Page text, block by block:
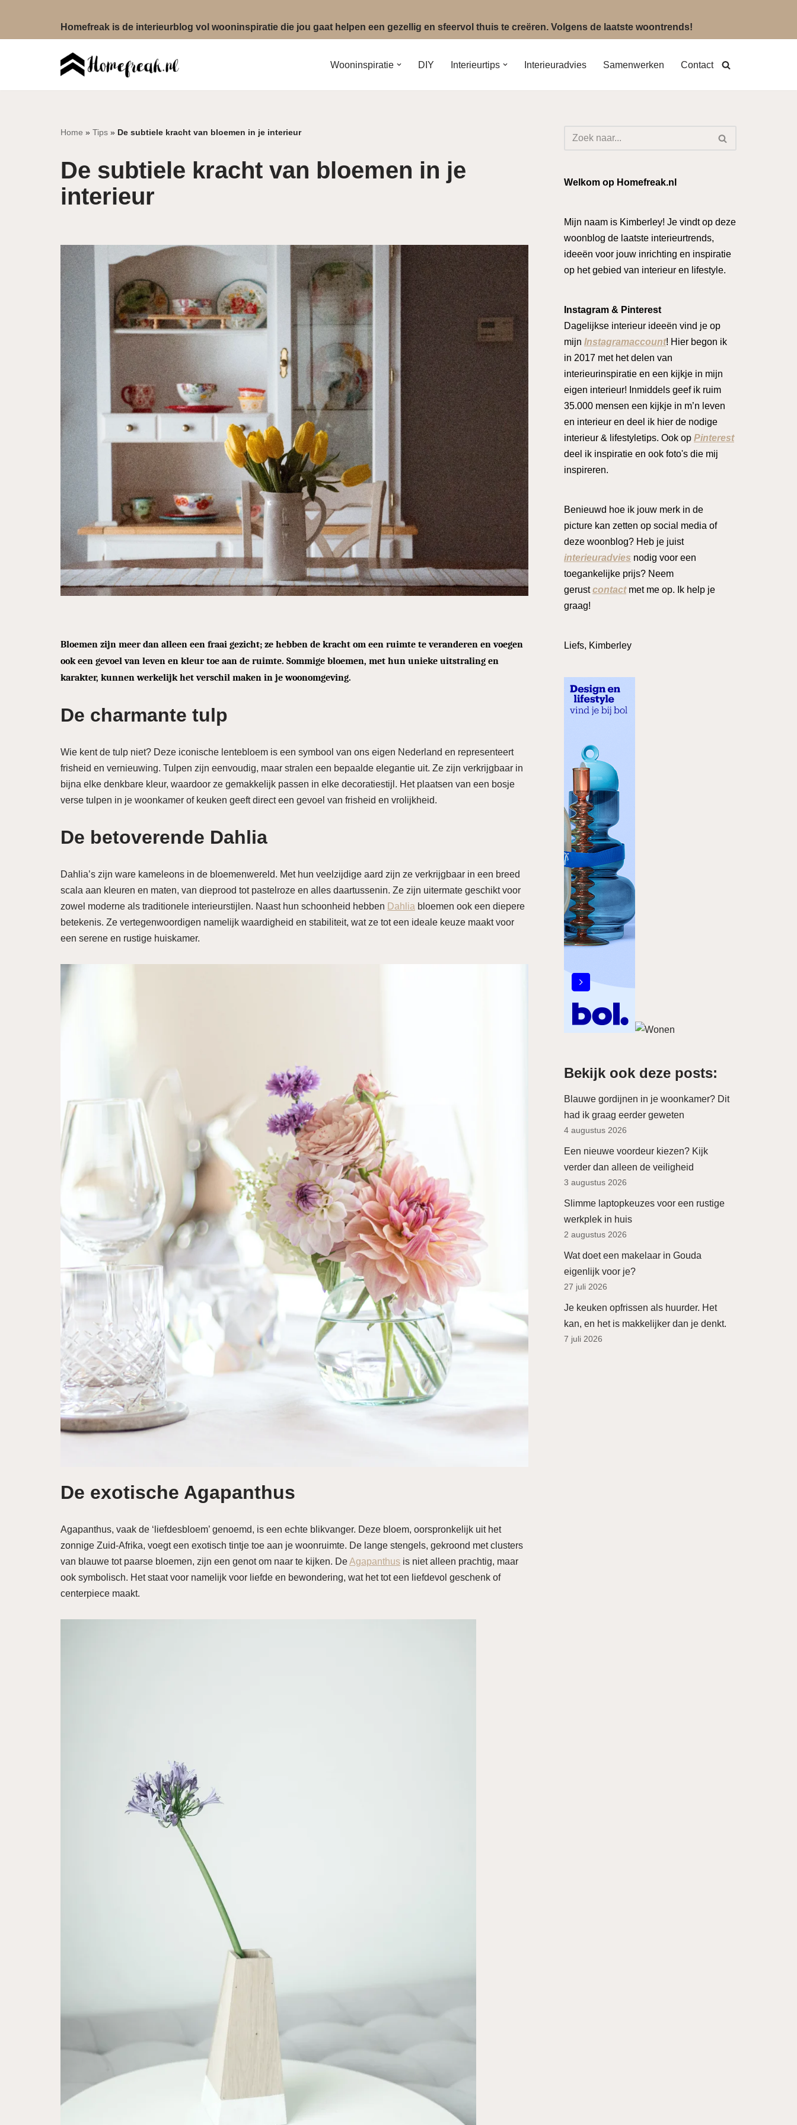
Homefreak is de interieurblog vol wooninspiratie die jou gaat helpen een gezellig en sfeervol thuis te creëren. Volgens de laatste woontrends!
Wooninspiratie DIY Interieurtips Interieuradvies Samenwerken Contact
Home » Tips » De subtiele kracht van bloemen in je interieur
De subtiele kracht van bloemen in je
interieur
Bloemen zijn meer dan alleen een fraai gezicht; ze hebben de kracht om een ruimte te veranderen en voegen
ook een gevoel van leven en kleur toe aan de ruimte. Sommige bloemen, met hun unieke uitstraling en
karakter, kunnen werkelijk het verschil maken in je woonomgeving.
De charmante tulp
Wie kent de tulp niet? Deze iconische lentebloem is een symbool van ons eigen Nederland en representeert
frisheid en vernieuwing. Tulpen zijn eenvoudig, maar stralen een bepaalde elegantie uit. Ze zijn verkrijgbaar in
bijna elke denkbare kleur, waardoor ze gemakkelijk passen in elke decoratiestijl. Het plaatsen van een bosje
verse tulpen in je woonkamer of keuken geeft direct een gevoel van frisheid en vrolijkheid.
De betoverende Dahlia
Dahlia’s zijn ware kameleons in de bloemenwereld. Met hun veelzijdige aard zijn ze verkrijgbaar in een breed
scala aan kleuren en maten, van dieprood tot pastelroze en alles daartussenin. Ze zijn uitermate geschikt voor
zowel moderne als traditionele interieurstijlen. Naast hun schoonheid hebben Dahlia bloemen ook een diepere
betekenis. Ze vertegenwoordigen namelijk waardigheid en stabiliteit, wat ze tot een ideale keuze maakt voor
een serene en rustige huiskamer.
De exotische Agapanthus
Agapanthus, vaak de ‘liefdesbloem’ genoemd, is een echte blikvanger. Deze bloem, oorspronkelijk uit het
zonnige Zuid-Afrika, voegt een exotisch tintje toe aan je woonruimte. De lange stengels, gekroond met clusters
van blauwe tot paarse bloemen, zijn een genot om naar te kijken. DeAgapanthus is niet alleen prachtig, maar
ook symbolisch. Het staat voor namelijk voor liefde en bewondering, wat het tot een liefdevol geschenk of
centerpiece maakt.
Welkom op Homefreak.nl
Mijn naam is Kimberley! Je vindt op deze
woonblog de laatste interieurtrends,
ideeën voor jouw inrichting en inspiratie
op het gebied van interieur en lifestyle.
Instagram & Pinterest
Dagelijkse interieur ideeën vind je op
mijn Instagramaccount! Hier begon ik
in 2017 met het delen van
interieurinspiratie en een kijkje in mijn
eigen interieur! Inmiddels geef ik ruim
35.000 mensen een kijkje in m’n leven
en interieur en deel ik hier de nodige
interieur & lifestyletips. Ook op Pinterest
deel ik inspiratie en ook foto's die mij
inspireren.
Benieuwd hoe ik jouw merk in de
picture kan zetten op social media of
deze woonblog? Heb je juist
interieuradvies nodig voor een
toegankelijke prijs? Neem
gerustcontactmet me op. Ik help je
graag!
Liefs, Kimberley
Bekijk ook deze posts:
Blauwe gordijnen in je woonkamer? Dit
had ik graag eerder geweten
4 augustus 2026
Een nieuwe voordeur kiezen? Kijk
verder dan alleen de veiligheid
3 augustus 2026
Slimme laptopkeuzes voor een rustige
werkplek in huis
2 augustus 2026
Wat doet een makelaar in Gouda
eigenlijk voor je?
27 juli 2026
Je keuken opfrissen als huurder. Het
kan, en het is makkelijker dan je denkt.
7 juli 2026